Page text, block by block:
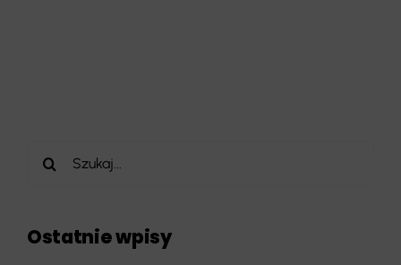
Szukaj
Ostatnie wpisy